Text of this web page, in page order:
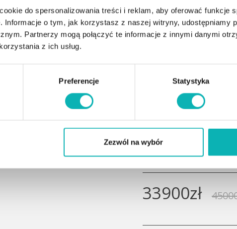
do spersonalizowania treści i reklam, aby oferować funkcje
Informacje o tym, jak korzystasz z naszej witryny, udostępniamy
Partnerzy mogą połączyć te informacje z innymi danymi
z ich usług.
Preferencje Statystyka
Zezwól na wybór
Liczba poduszek 3
Oświetlenie LED 12V /
Wodospad Tak
Liczba głośników 2
Waga
Waga bez wody 405 kg
Waga z wodą 1595 kg
Najniższa cena w ciągu
33900zł